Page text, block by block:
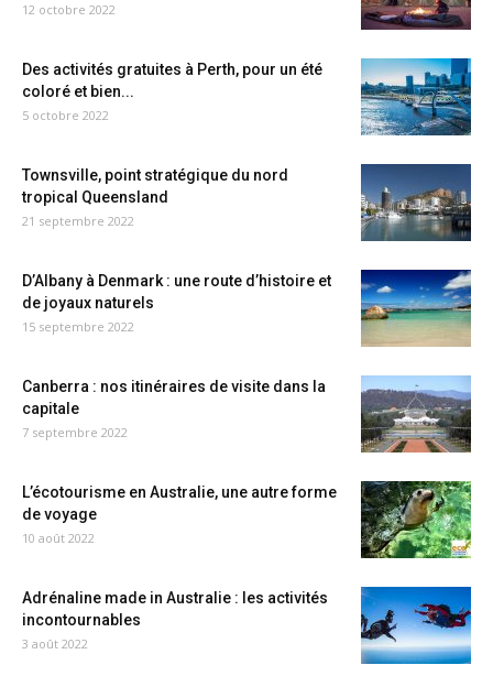
12 octobre 2022
Des activités gratuites à Perth, pour un été
coloré et bien...
5 octobre 2022
Townsville, point stratégique du nord
tropical Queensland
21 septembre 2022
D’Albany à Denmark : une route d’histoire et
de joyaux naturels
15 septembre 2022
Canberra : nos itinéraires de visite dans la
capitale
7 septembre 2022
L’écotourisme en Australie, une autre forme
de voyage
10 août 2022
Adrénaline made in Australie : les activités
incontournables
3 août 2022